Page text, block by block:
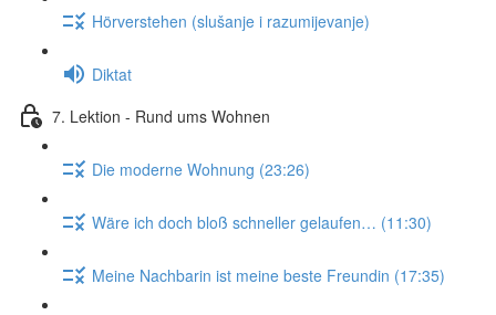
Hörverstehen (slušanje i razumijevanje)
Diktat
7. Lektion - Rund ums Wohnen
Die moderne Wohnung (23:26)
Wäre ich doch bloß schneller gelaufen… (11:30)
Meine Nachbarin ist meine beste Freundin (17:35)